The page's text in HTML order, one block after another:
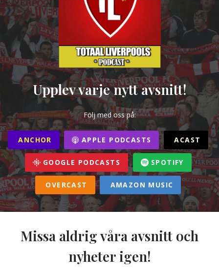
Upplev varje nytt avsnitt!
Följ med oss på:
ANCHOR APPLE PODCASTS ACAST
GOOGLE PODCASTS SPOTIFY
OVERCAST AMAZON MUSIC
Missa aldrig våra avsnitt och
nyheter igen!